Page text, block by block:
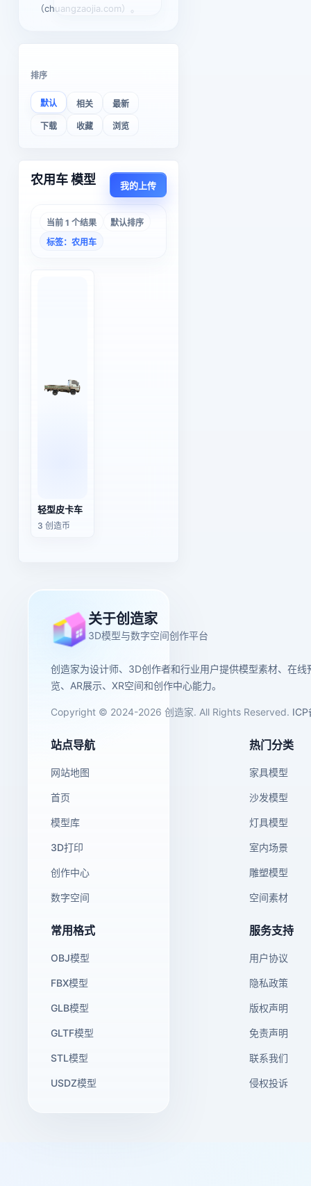
（chuangzaojia.com）。
排序
默认 相关 最新
下载 收藏 浏览
农用车 模型 我的上传
当前 1 个结果
默认排序
标签：农用车
轻型皮卡车
3 创造币
关于创造家
3D模型与数字空间创作平台
创造家为设计师、3D创作者和行业用户提供模型素材、在线
览、AR展示、XR空间和创作中心能力。
Copyright © 2024-2026 创造家. All Rights Reserved. ICP
站点导航
网站地图
首页
模型库
3D打印
创作中心
数字空间
热门分类
家具模型
沙发模型
灯具模型
室内场景
雕塑模型
空间素材
常用格式
OBJ模型
FBX模型
GLB模型
GLTF模型
STL模型
USDZ模型
服务支持
用户协议
隐私政策
版权声明
免责声明
联系我们
侵权投诉